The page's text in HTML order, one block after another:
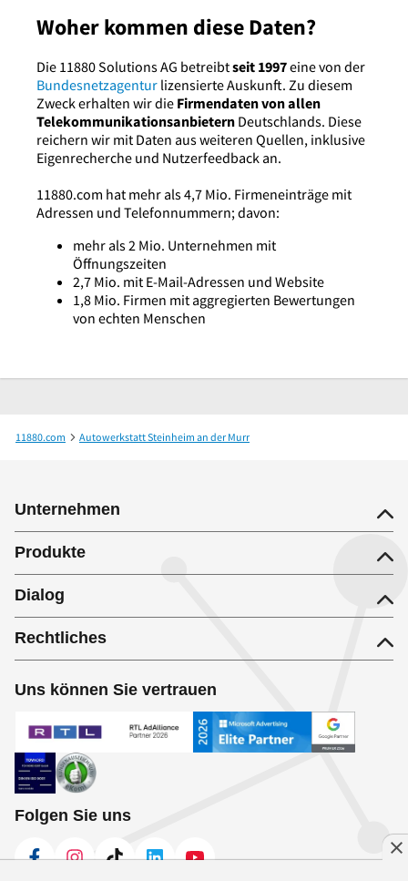
Woher kommen diese Daten?
Die 11880 Solutions AG betreibtseit 1997eine von der
Bundesnetzagentur lizensierte Auskunft. Zu diesem
Zweck erhalten wir die Firmendaten von allen
Telekommunikationsanbietern Deutschlands. Diese
reichern wir mit Daten aus weiteren Quellen, inklusive
Eigenrecherche und Nutzerfeedback an.
11880.com hat mehr als 4,7 Mio. Firmeneinträge mit
Adressen und Telefonnummern; davon:
mehr als 2 Mio. Unternehmen mit
Öffnungszeiten
2,7 Mio. mit E-Mail-Adressen und Website
1,8 Mio. Firmen mit aggregierten Bewertungen
von echten Menschen
11880.com
Autowerkstatt Steinheim an der Murr
Unternehmen
Produkte
Dialog
Rechtliches
Uns können Sie vertrauen
Folgen Sie uns